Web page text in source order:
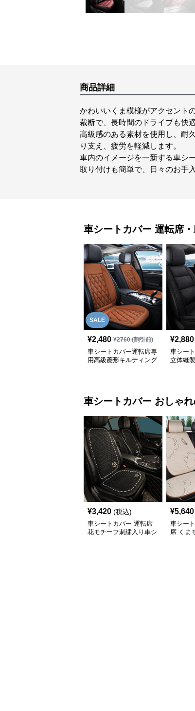
商品詳細
かわいいくま模様がアクセント
裁断で、長時間のドライブも快
高級感のある素材を使用し、耐
り支え、疲労を軽減します。
車内のイメージを一新する車シ
取り付けも簡単で、日々のお手
車シートカバー 運転席
SALE
¥2,480 ¥2760(割引前)
車シートカバー運転席専
用高級菱形キルティング
¥2,880
車シー
立体縫
車シートカバー おしゃれ
¥3,420 (税込)
車シートカバー 運転席
花モチーフ刺繍入り車シ
¥5,640
車シー
席 くま